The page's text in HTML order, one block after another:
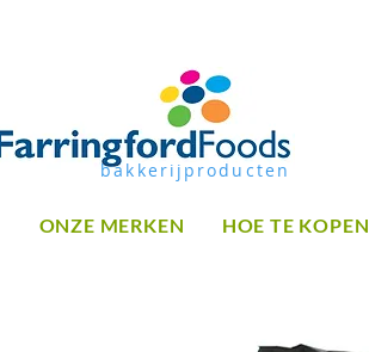
bakkerijproducten
ONZE MERKEN HOE TE KOPEN